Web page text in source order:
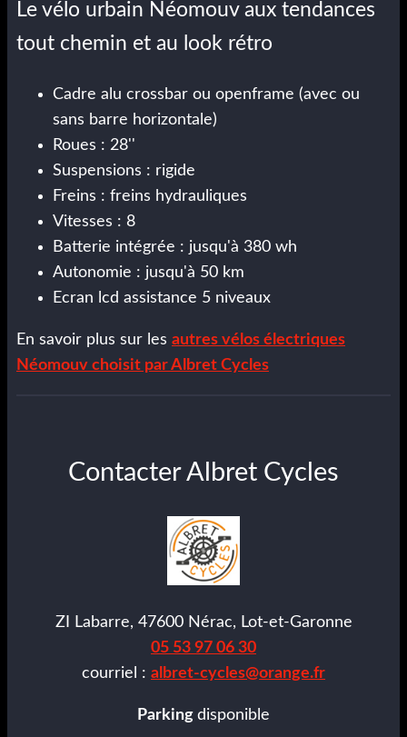
Le vélo urbain Néomouv aux tendances
tout chemin et au look rétro
Cadre alu crossbar ou openframe (avec ou
sans barre horizontale)
Roues : 28''
Suspensions : rigide
Freins : freins hydrauliques
Vitesses : 8
Batterie intégrée : jusqu'à 380 wh
Autonomie : jusqu'à 50 km
Ecran lcd assistance 5 niveaux
En savoir plus sur les autres vélos électriques
Néomouv choisit par Albret Cycles
Contacter Albret Cycles
ZI Labarre, 47600 Nérac, Lot-et-Garonne
05 53 97 06 30
courriel : albret-cycles@orange.fr
Parking disponible